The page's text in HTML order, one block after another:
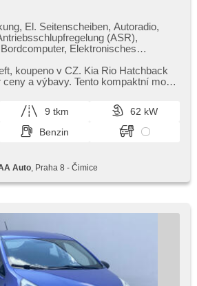
El. Seitenscheiben, Autoradio,
(ASR),
Elektronisches
USB, Handgetriebe
koupeno v CZ. Kia Rio Hatchback
a výbavy. Tento kompaktní model
9 tkm
62 kW
Benzin
Auto, Praha 8 - Čimice